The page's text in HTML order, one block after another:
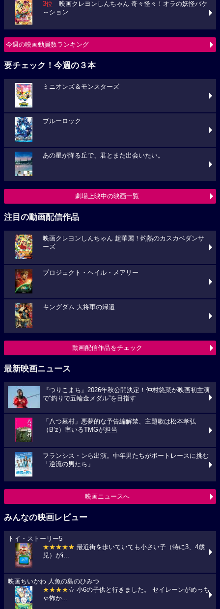
3位 映画クレヨンしんちゃん 奇々怪々！オラの妖怪バケ
～ション
今週の映画動員数ランキング
要チェック！今週の３本
ミニオンズ＆モンスターズ
ブルーロック
あの星が降る丘で、君とまた出会いたい。
劇場上映中の映画一覧
注目の動画配信作品
映画クレヨンしんちゃん 超華麗！灼熱のカスカベダンサ
ーズ
プロジェクト・ヘイル・メアリー
キングダム 大将軍の帰還
動画配信作品をチェック
最新映画ニュース
『つりこまち』2026年秋公開決定！仲村悠菜が映画初主演
で“釣りで五輪金メダル”を目指す
「八つ墓村」悪夢的な予告編解禁、主題歌は松本孝弘
（B’z）率いるTMGが担当
フランシス・ンら出演。中年男たちがボートレースに挑む
「逆流の男たち」
映画ニュースへ
みんなの映画レビュー
トイ・ストーリー5
★★★★★ 最近街を歩いていても小さい子（特に3、4歳
児）がi...
映画ちいかわ 人魚の島のひみつ
★★★★☆ 小6の子供と行きました。 セイレーンがめっち
ゃ怖か...